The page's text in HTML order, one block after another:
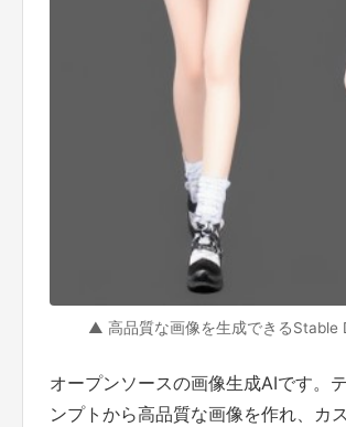
▲ 高品質な画像を生成できるStable
オープンソースの画像生成AIです。
ンプトから高品質な画像を作れ、カ